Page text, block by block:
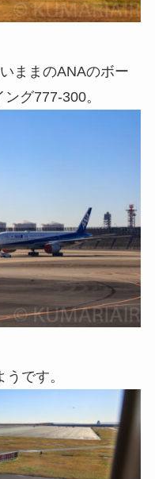
ままのANAのボー
グ777-300。
です。